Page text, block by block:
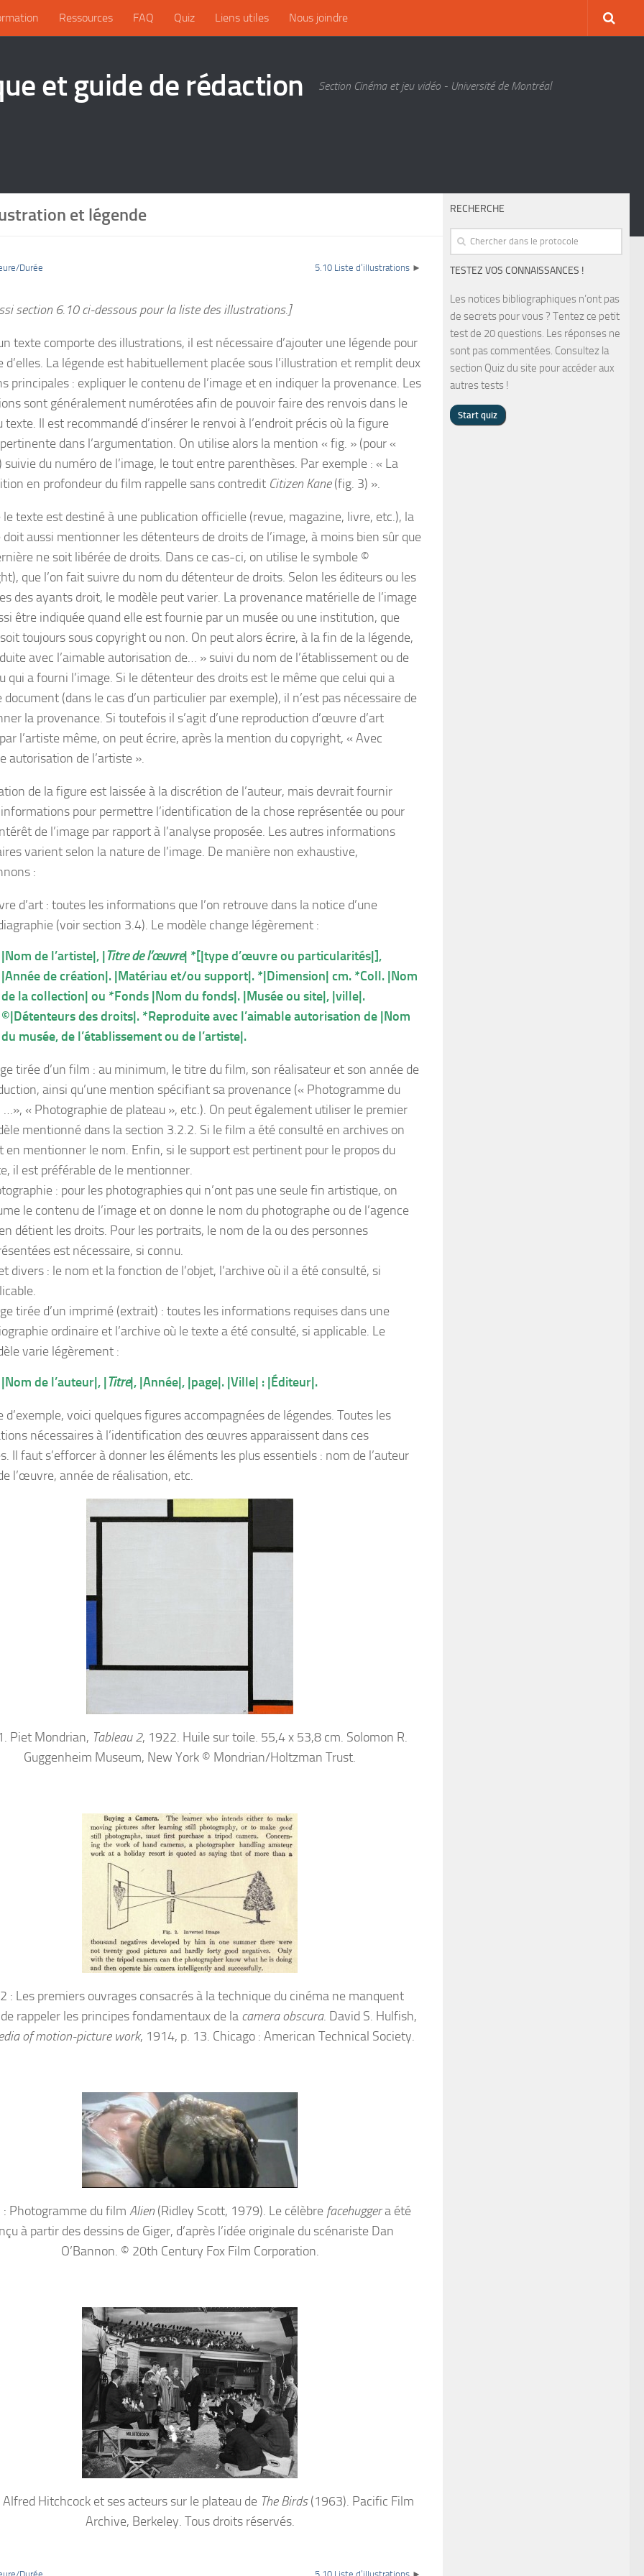
Ressources FAQ Quiz Liens utiles Nous joindre
et guide de rédaction Section Cinéma et jeu vidéo - Université de Montréal
et légende
Durée 5.10 Liste d’illustrations ►
section 6.10 ci-dessous pour la liste des illustrations.]
texte comporte des illustrations, il est nécessaire d’ajouter une légende pour
d’elles. La légende est habituellement placée sous l’illustration et remplit deux
principales : expliquer le contenu de l’image et en indiquer la provenance. Les
sont généralement numérotées afin de pouvoir faire des renvois dans le
texte. Il est recommandé d’insérer le renvoi à l’endroit précis où la figure
pertinente dans l’argumentation. On utilise alors la mention « fig. » (pour «
suivie du numéro de l’image, le tout entre parenthèses. Par exemple : « La
en profondeur du film rappelle sans contredit Citizen Kane(fig. 3) ».
le texte est destiné à une publication officielle (revue, magazine, livre, etc.), la
doit aussi mentionner les détenteurs de droits de l’image, à moins bien sûr que
ne soit libérée de droits. Dans ce cas-ci, on utilise le symbole ©
que l’on fait suivre du nom du détenteur de droits. Selon les éditeurs ou les
des ayants droit, le modèle peut varier. La provenance matérielle de l’image
être indiquée quand elle est fournie par un musée ou une institution, que
toujours sous copyright ou non. On peut alors écrire, à la fin de la légende,
avec l’aimable autorisation de… » suivi du nom de l’établissement ou de
qui a fourni l’image. Si le détenteur des droits est le même que celui qui a
(dans le cas d’un particulier par exemple), il n’est pas nécessaire de
la provenance. Si toutefois il s’agit d’une reproduction d’œuvre d’art
l’artiste même, on peut écrire, après la mention du copyright, « Avec
autorisation de l’artiste ».
de la figure est laissée à la discrétion de l’auteur, mais devrait fournir
pour permettre l’identification de la chose représentée ou pour
de l’image par rapport à l’analyse proposée. Les autres informations
varient selon la nature de l’image. De manière non exhaustive,
:
d’art : toutes les informations que l’on retrouve dans la notice d’une
(voir section 3.4). Le modèle change légèrement :
|Nom de l’artiste|, |Titre de l’œuvre| *[|type d’œuvre ou particularités|],
|Année de création|. |Matériau et/ou support|. *|Dimension| cm. *Coll. |Nom
de la collection| ou *Fonds |Nom du fonds|. |Musée ou site|, |ville|.
©|Détenteurs des droits|. *Reproduite avec l’aimable autorisation de |Nom
du musée, de l’établissement ou de l’artiste|.
tirée d’un film : au minimum, le titre du film, son réalisateur et son année de
ainsi qu’une mention spécifiant sa provenance (« Photogramme du
« Photographie de plateau », etc.). On peut également utiliser le premier
mentionné dans la section 3.2.2. Si le film a été consulté en archives on
en mentionner le nom. Enfin, si le support est pertinent pour le propos du
il est préférable de le mentionner.
: pour les photographies qui n’ont pas une seule fin artistique, on
le contenu de l’image et on donne le nom du photographe ou de l’agence
détient les droits. Pour les portraits, le nom de la ou des personnes
est nécessaire, si connu.
divers : le nom et la fonction de l’objet, l’archive où il a été consulté, si
tirée d’un imprimé (extrait) : toutes les informations requises dans une
ordinaire et l’archive où le texte a été consulté, si applicable. Le
varie légèrement :
|Nom de l’auteur|, |Titre|, |Année|, |page|. |Ville| : |Éditeur|.
d’exemple, voici quelques figures accompagnées de légendes. Toutes les
nécessaires à l’identification des œuvres apparaissent dans ces
Il faut s’efforcer à donner les éléments les plus essentiels : nom de l’auteur
l’œuvre, année de réalisation, etc.
Piet Mondrian, Tableau 2, 1922. Huile sur toile. 55,4 x 53,8 cm. Solomon R.
Guggenheim Museum, New York © Mondrian/Holtzman Trust.
: Les premiers ouvrages consacrés à la technique du cinéma ne manquent
rappeler les principes fondamentaux de la camera obscura. David S. Hulfish,
of motion-picture work, 1914, p. 13. Chicago : American Technical Society.
Photogramme du film Alien(Ridley Scott, 1979). Le célèbre facehuggera été
à partir des dessins de Giger, d’après l’idée originale du scénariste Dan
O’Bannon. © 20th Century Fox Film Corporation.
Alfred Hitchcock et ses acteurs sur le plateau de The Birds(1963). Pacific Film
Archive, Berkeley. Tous droits réservés.
RECHERCHE
TESTEZ VOS CONNAISSANCES !
Les notices bibliographiques n’ont pas
de secrets pour vous ? Tentez ce petit
test de 20 questions. Les réponses ne
sont pas commentées. Consultez la
section Quiz du site pour accéder aux
autres tests !